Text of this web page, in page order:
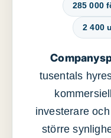
285 000
2 400
tusentals
investerare
större